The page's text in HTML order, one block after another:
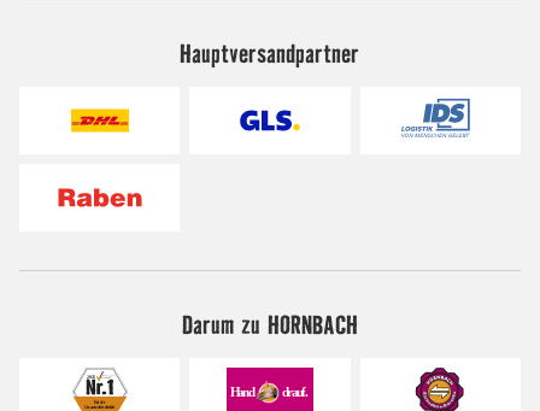
Hauptversandpartner
Darum zu HORNBACH